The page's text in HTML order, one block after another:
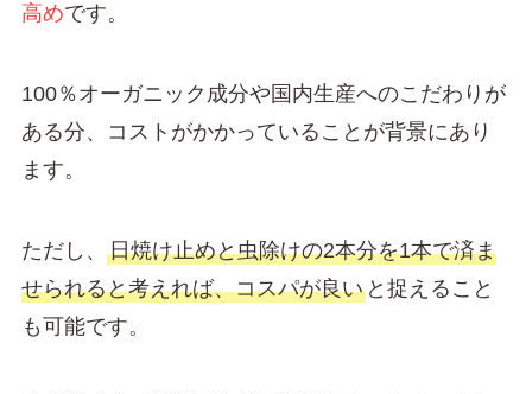
高めです。
100％オーガニック成分や国内生産へのこだわりが
ある分、コストがかかっていることが背景にあり
ます。
ただし、 日焼け止めと虫除けの2本分を1本で済ま
せられると考えれば、コスパが良いと捉えること
も可能です。